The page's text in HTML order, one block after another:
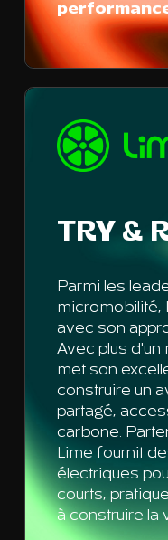
TRY &
Parmi les
micromobilité,
avec son
Avec plus d'un
met son
construire un
partagé,
carbone.
Lime fournit
électriques
courts,
à construire la